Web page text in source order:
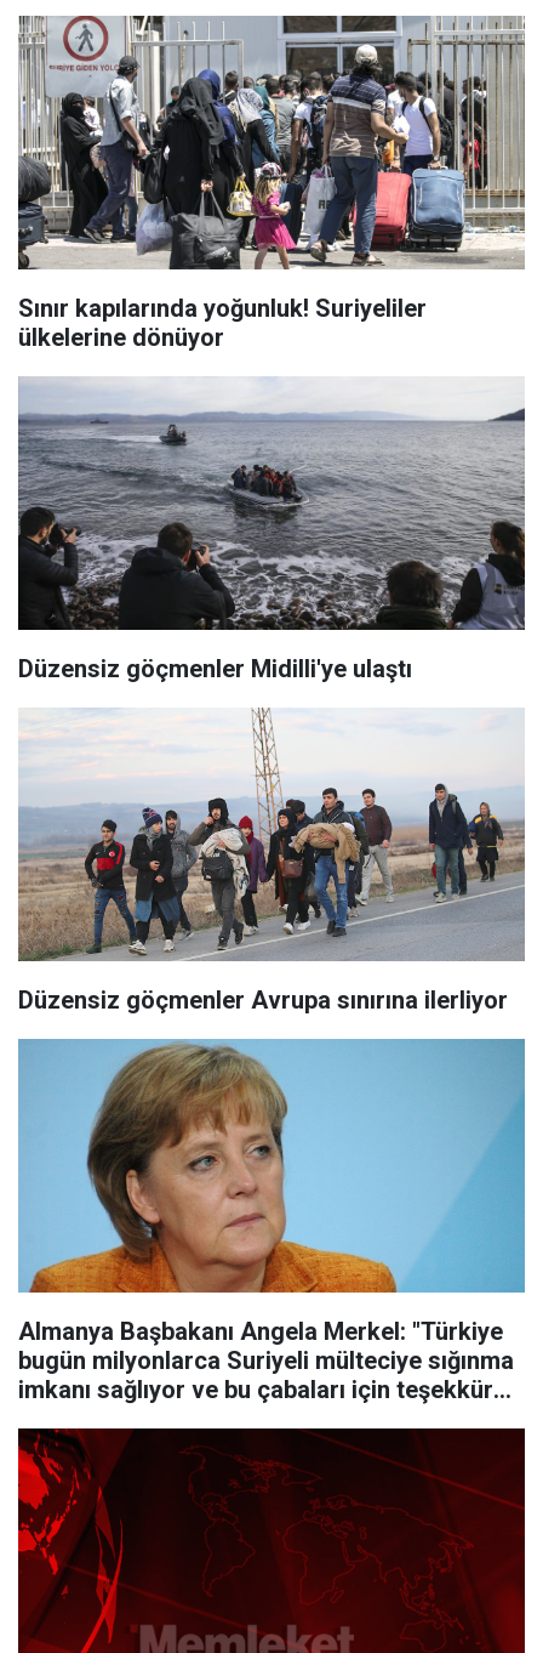
Sınır kapılarında yoğunluk! Suriyeliler
ülkelerine dönüyor
Düzensiz göçmenler Midilli'ye ulaştı
Düzensiz göçmenler Avrupa sınırına ilerliyor
Almanya Başbakanı Angela Merkel: "Türkiye
bugün milyonlarca Suriyeli mülteciye sığınma
imkanı sağlıyor ve bu çabaları için teşekkür